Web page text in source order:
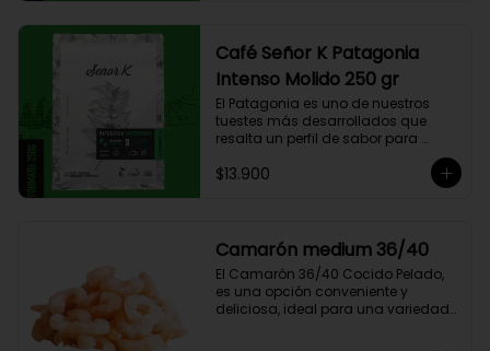
Lo diseñamos intencionalmente
para resaltar la intensidad y
generar una gran sinergia si se
añade leche. Se trata de un Blend
con un rico sabor achocolatado.
Café Señor K Patagonia
Intenso Molido 250 gr
El Patagonia es uno de nuestros
tuestes más desarrollados que
resalta un perfil de sabor para
intenso único y con exquisito
Lo diseñamos intencionalmente
para resaltar la intensidad y
generar una gran sinergia si se
añade leche. Se trata de un Blend
con un rico sabor achocolatado.
$13.900
Camarón medium 36/40
El Camarón 36/40 Cocido Pelado,
es una opción conveniente y
deliciosa, ideal para una variedad